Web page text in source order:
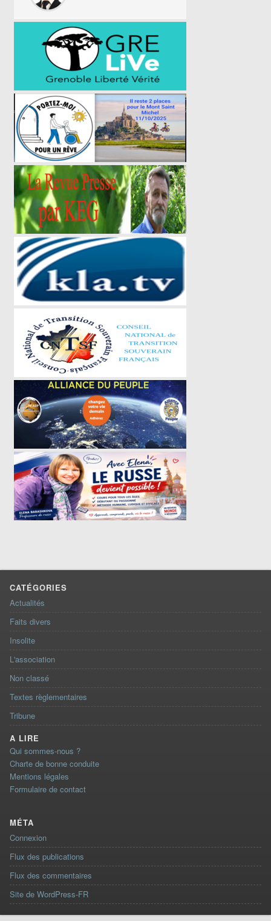
CATÉGORIES
Actualités
Faits divers
Insolite
L'association
Non classé
Textes règlementaires
Tribune
A LIRE
Qui sommes-nous ?
Charte de bonne conduite
Mentions légales
Formulaire de contact
MÉTA
Connexion
Flux des publications
Flux des commentaires
Site de WordPress-FR